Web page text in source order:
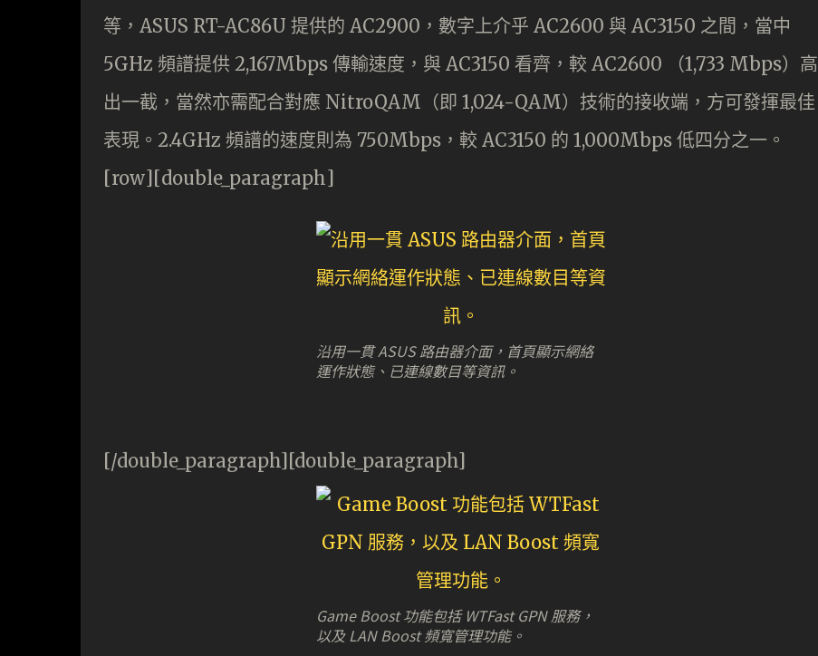
等，ASUS RT-AC86U 提供的 AC2900，數字上介乎 AC2600 與 AC3150 之間，當中
5GHz 頻譜提供 2,167Mbps 傳輸速度，與 AC3150 看齊，較 AC2600 （1,733 Mbps）高
出一截，當然亦需配合對應 NitroQAM（即 1,024-QAM）技術的接收端，方可發揮最佳
表現。2.4GHz 頻譜的速度則為 750Mbps，較 AC3150 的 1,000Mbps 低四分之一。
[row][double_paragraph]
沿用一貫 ASUS 路由器介面，首頁顯示網絡
運作狀態、已連線數目等資訊。
[/double_paragraph][double_paragraph]
Game Boost 功能包括 WTFast GPN 服務，
以及 LAN Boost 頻寬管理功能。